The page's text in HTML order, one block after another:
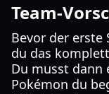
Team-
Bevor der erste
du das
Du musst dann
Pokémon du